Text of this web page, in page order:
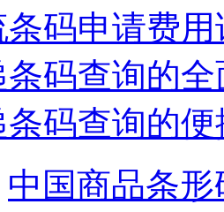
码申请费
码查询的
码查询的
中国商品条